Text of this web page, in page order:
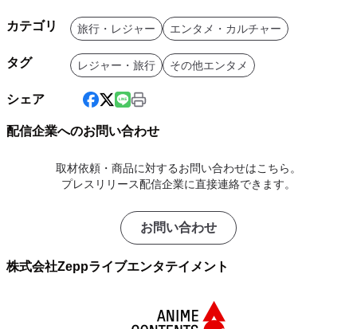
カテゴリ 旅行・レジャー エンタメ・カルチャー
タグ レジャー・旅行 その他エンタメ
シェア
配信企業へのお問い合わせ
取材依頼・商品に対するお問い合わせはこちら。
プレスリリース配信企業に直接連絡できます。
お問い合わせ
株式会社Zeppライブエンタテイメント